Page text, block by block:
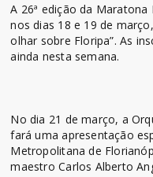
A 26ª edição da
nos dias 18 e 19 de
olhar sobre Floripa”. As
ainda nesta semana.
No dia 21 de março, a
fará uma apresentação
Metropolitana de
maestro Carlos Alberto